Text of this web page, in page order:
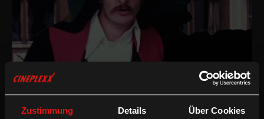
Zustimmung Details Über Cookies
Drama/1974/30min